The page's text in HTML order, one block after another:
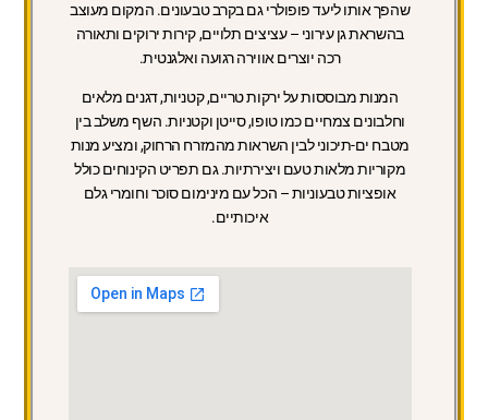
שהפך אותו ליעד פופולרי גם בקרב טבעונים. המקום מעוצב
בהשראת גן עירוני – עציצים תלויים, קירות ירוקים ותאורה
רכה יוצרים אווירה רגועה ואלגנטית.
המנות מבוססות על ירקות טריים, קטניות, דגנים מלאים
וחלבונים צמחיים כמו טופו, סייטן וקטניות. השף משלב בין
מטבח ים-תיכוני לבין השראות מהמזרח הרחוק, ומציע מנות
מקוריות מלאות טעם ויצירתיות. גם תפריט הקינוחים כולל
אופציות טבעוניות – הכל עם מינימום סוכר וחומרי גלם
איכותיים.